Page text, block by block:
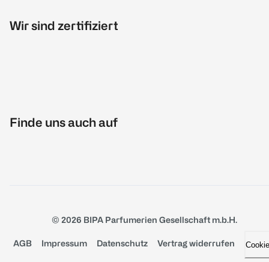
Wir sind zertifiziert
Finde uns auch auf
© 2026 BIPA Parfumerien Gesellschaft m.b.H.
AGB Impressum Datenschutz Vertrag widerrufen